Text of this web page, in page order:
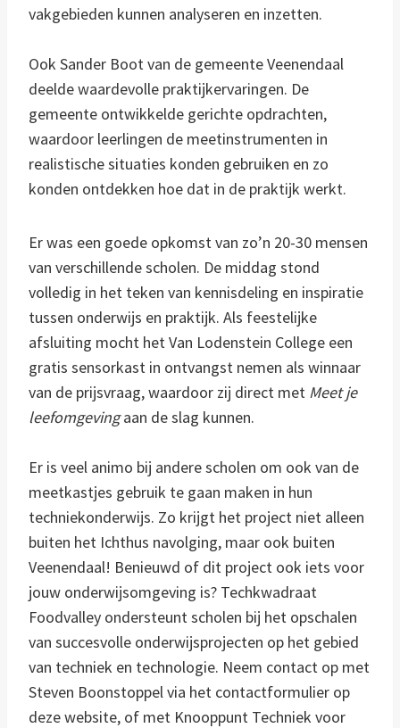
vakgebieden kunnen analyseren en inzetten.
Ook Sander Boot van de gemeente Veenendaal
deelde waardevolle praktijkervaringen. De
gemeente ontwikkelde gerichte opdrachten,
waardoor leerlingen de meetinstrumenten in
realistische situaties konden gebruiken en zo
konden ontdekken hoe dat in de praktijk werkt.
Er was een goede opkomst van zo’n 20-30 mensen
van verschillende scholen. De middag stond
volledig in het teken van kennisdeling en inspiratie
tussen onderwijs en praktijk. Als feestelijke
afsluiting mocht het Van Lodenstein College een
gratis sensorkast in ontvangst nemen als winnaar
van de prijsvraag, waardoor zij direct met Meet je
leefomgevingaan de slag kunnen.
Er is veel animo bij andere scholen om ook van de
meetkastjes gebruik te gaan maken in hun
techniekonderwijs. Zo krijgt het project niet alleen
buiten het Ichthus navolging, maar ook buiten
Veenendaal! Benieuwd of dit project ook iets voor
jouw onderwijsomgeving is? Techkwadraat
Foodvalley ondersteunt scholen bij het opschalen
van succesvolle onderwijsprojecten op het gebied
van techniek en technologie. Neem contact op met
Steven Boonstoppel via het contactformulier op
deze website, of met Knooppunt Techniek voor